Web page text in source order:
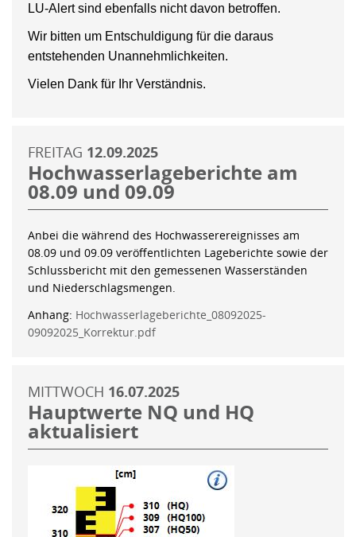
LU-Alert sind ebenfalls nicht davon betroffen.
Wir bitten um Entschuldigung für die daraus
entstehenden Unannehmlichkeiten.
Vielen Dank für Ihr Verständnis.
FREITAG 12.09.2025
Hochwasserlageberichte am
08.09 und 09.09
Anbei die während des Hochwasserereignisses am
08.09 und 09.09 veröffentlichten Lageberichte sowie der
Schlussbericht mit den gemessenen Wasserständen
und Niederschlagsmengen.
Anhang: Hochwasserlageberichte_08092025-
09092025_Korrektur.pdf
MITTWOCH 16.07.2025
Hauptwerte NQ und HQ
aktualisiert